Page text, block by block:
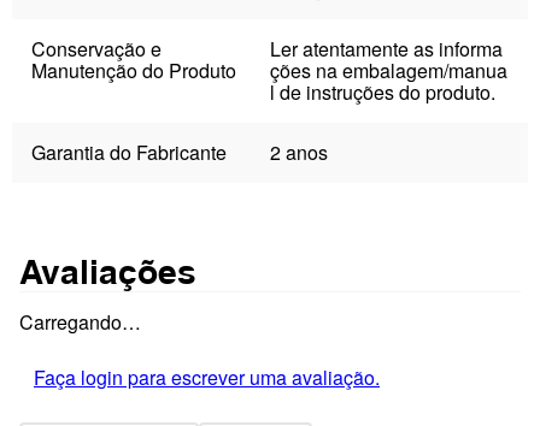
Conservação e
Manutenção do Produto
Ler atentamente as informa
ções na embalagem/manua
l de instruções do produto.
Garantia do Fabricante 2 anos
Avaliações
Carregando…
Faça login para escrever uma avaliação.